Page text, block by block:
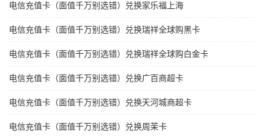
电信充值卡（面值千万别选错）兑换家乐福上海
电信充值卡（面值千万别选错）兑换瑞祥全球购黑卡
电信充值卡（面值千万别选错）兑换瑞祥全球购白金卡
电信充值卡（面值千万别选错）兑换广百商超卡
电信充值卡（面值千万别选错）兑换天河城商超卡
电信充值卡（面值千万别选错）兑换周茉卡